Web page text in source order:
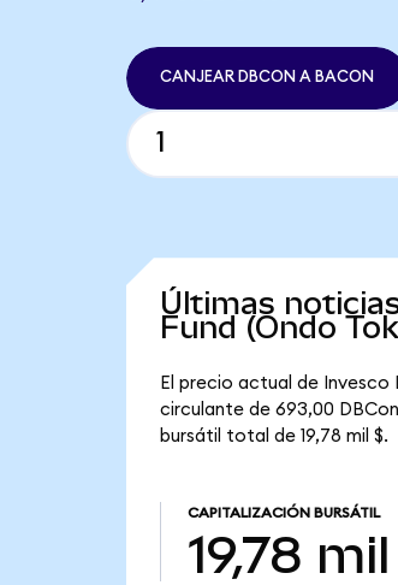
CANJEAR DBCON A BACON
Últimas
Fund (Ondo
El precio actual de Invesco
circulante de 693,00
bursátil total de 19,78 mil $.
CAPITALIZACIÓN BURSÁTIL
19,78